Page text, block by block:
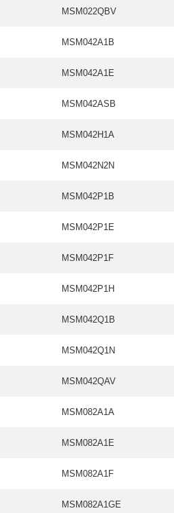
MSM022QBV
MSM042A1B
MSM042A1E
MSM042ASB
MSM042H1A
MSM042N2N
MSM042P1B
MSM042P1E
MSM042P1F
MSM042P1H
MSM042Q1B
MSM042Q1N
MSM042QAV
MSM082A1A
MSM082A1E
MSM082A1F
MSM082A1GE